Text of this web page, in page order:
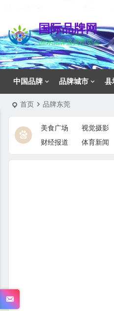
国际品牌网
国际品牌盛典组委会
中国品牌 品牌城市 县
首页 品牌东莞
美食广场 视觉摄影
财经报道
体育新闻